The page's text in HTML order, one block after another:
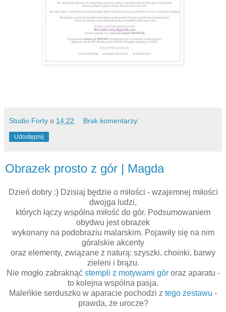
Studio Forty o 14:22 Brak komentarzy:
Udostępnij
Obrazek prosto z gór | Magda
Dzień dobry :) Dzisiaj będzie o miłości - wzajemnej miłości
dwojga ludzi,
których łączy wspólna miłość do gór. Podsumowaniem
obydwu jest obrazek
wykonany na podobraziu malarskim. Pojawiły się na nim
góralskie akcenty
oraz elementy, związane z naturą: szyszki, choinki, barwy
zieleni i brązu.
Nie mogło zabraknąć stempli z motywami góroraz aparatu -
to kolejna wspólna pasja.
Maleńkie serduszko w aparacie pochodzi z tego zestawu -
prawda, że urocze?